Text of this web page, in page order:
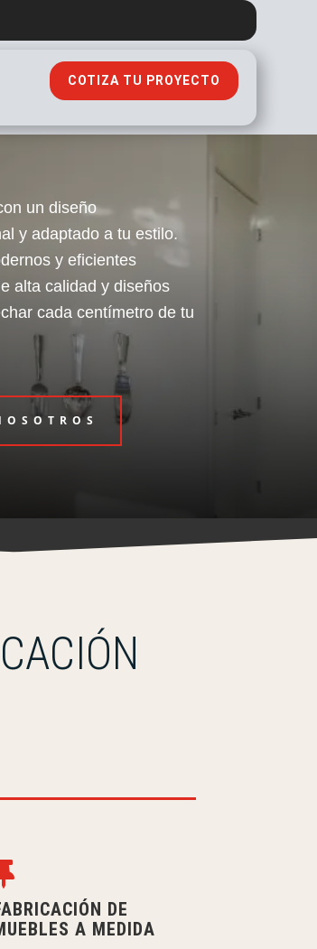
COTIZA TU PROYECTO
un diseño
y adaptado a tu estilo.
y eficientes
alta calidad y diseños
cada centímetro de tu
DE
A MEDIDA